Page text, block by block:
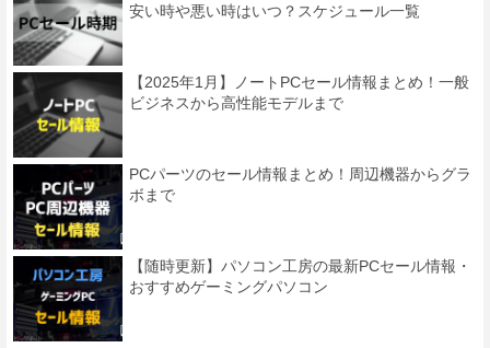
安い時や悪い時はいつ？スケジュール一覧
【2025年1月】ノートPCセール情報まとめ！一般
ビジネスから高性能モデルまで
PCパーツのセール情報まとめ！周辺機器からグラ
ボまで
【随時更新】パソコン工房の最新PCセール情報・
おすすめゲーミングパソコン